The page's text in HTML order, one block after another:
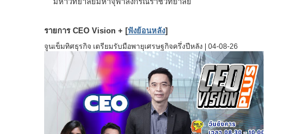
รายการ CEO Vision + [ฟังย้อนหลัง]
จูนเข็มทิศธุรกิจ เตรียมรับมือพายุเศรษฐกิจครึ่งปีหลัง | 04-08-26